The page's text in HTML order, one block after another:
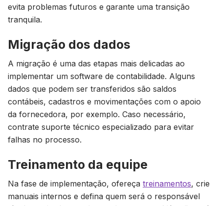
evita problemas futuros e garante uma transição
tranquila.
Migração dos dados
A migração é uma das etapas mais delicadas ao
implementar um software de contabilidade. Alguns
dados que podem ser transferidos são saldos
contábeis, cadastros e movimentações com o apoio
da fornecedora, por exemplo. Caso necessário,
contrate suporte técnico especializado para evitar
falhas no processo.
Treinamento da equipe
Na fase de implementação, ofereça treinamentos, crie
manuais internos e defina quem será o responsável